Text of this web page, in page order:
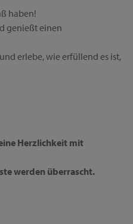
haben!
genießt einen
erlebe, wie erfüllend es ist,
Herzlichkeit mit
werden überrascht.